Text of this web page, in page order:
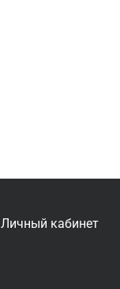
Личный кабинет